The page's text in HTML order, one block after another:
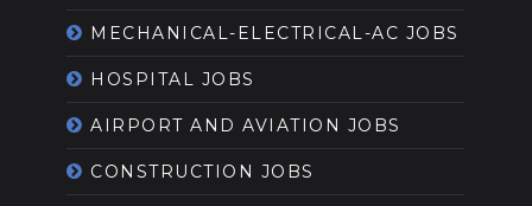
MECHANICAL-ELECTRICAL-AC JOBS
HOSPITAL JOBS
AIRPORT AND AVIATION JOBS
CONSTRUCTION JOBS